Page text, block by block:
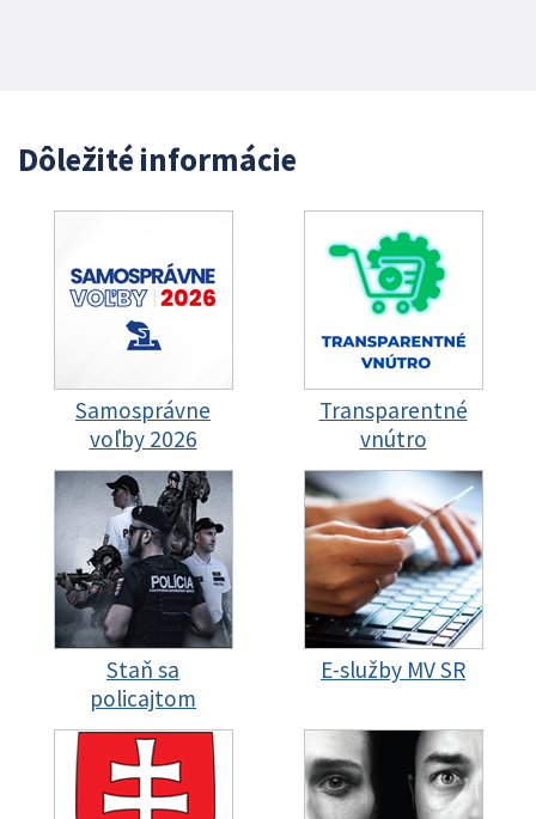
Dôležité informácie
Samosprávne
voľby 2026
Transparentné
vnútro
Staň sa
policajtom
E-služby MV SR